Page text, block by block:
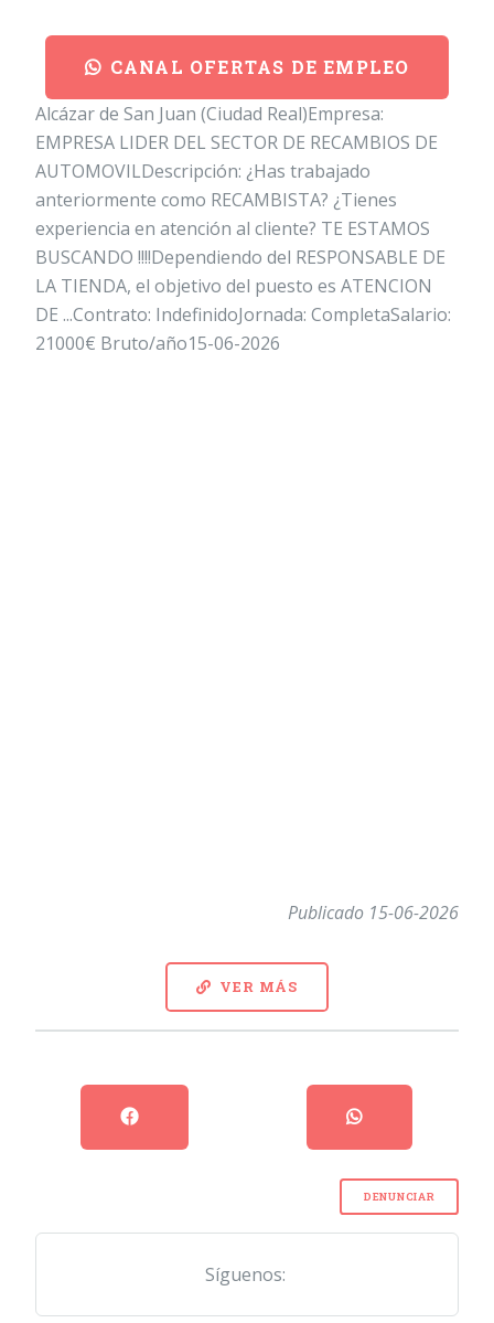
CANAL OFERTAS DE EMPLEO
Alcázar de San Juan (Ciudad Real)Empresa:
EMPRESA LIDER DEL SECTOR DE RECAMBIOS DE
AUTOMOVILDescripción: ¿Has trabajado
anteriormente como RECAMBISTA? ¿Tienes
experiencia en atención al cliente? TE ESTAMOS
BUSCANDO !!!!Dependiendo del RESPONSABLE DE
LA TIENDA, el objetivo del puesto es ATENCION
DE ...Contrato: IndefinidoJornada: CompletaSalario:
21000€ Bruto/año15-06-2026
Publicado 15-06-2026
VER MÁS
DENUNCIAR
Síguenos: